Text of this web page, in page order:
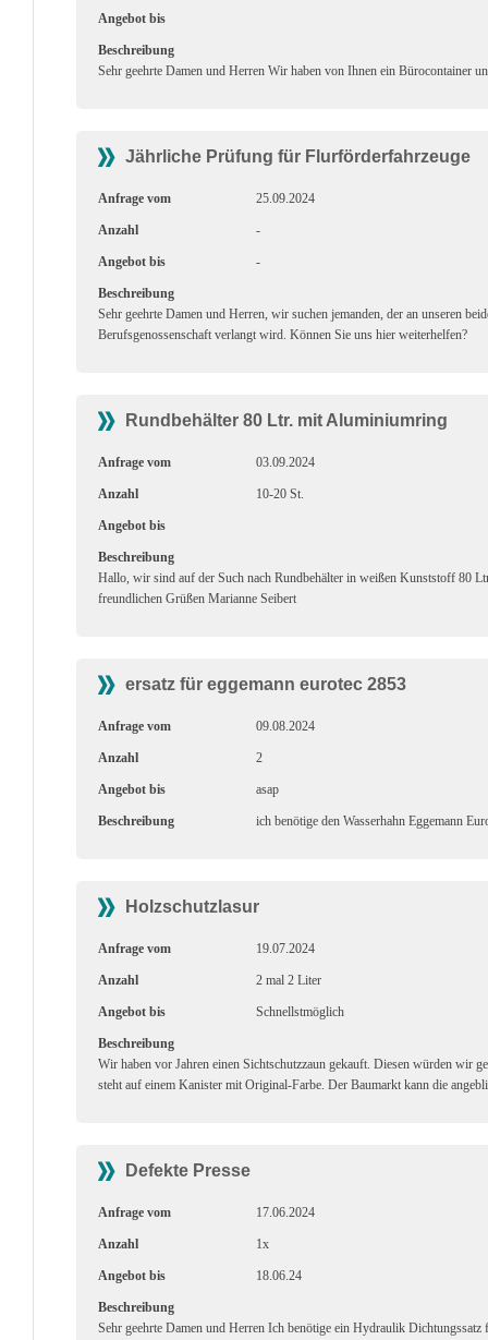
Angebot bis
Beschreibung
Sehr geehrte Damen und Herren Wir haben von Ihnen ein Bürocontainer
Jährliche Prüfung für Flurförderfahrzeuge
Anfrage vom 25.09.2024
Anzahl -
Angebot bis -
Beschreibung
Sehr geehrte Damen und Herren, wir suchen jemanden, der an unseren
Berufsgenossenschaft verlangt wird. Können Sie uns hier weiterhelfen?
Rundbehälter 80 Ltr. mit Aluminiumring
Anfrage vom 03.09.2024
Anzahl 10-20 St.
Angebot bis
Beschreibung
Hallo, wir sind auf der Such nach Rundbehälter in weißen Kunststoff 80
freundlichen Grüßen Marianne Seibert
ersatz für eggemann eurotec 2853
Anfrage vom 09.08.2024
Anzahl 2
Angebot bis asap
Beschreibung ich benötige den Wasserhahn Eggemann
Holzschutzlasur
Anfrage vom 19.07.2024
Anzahl 2 mal 2 Liter
Angebot bis Schnellstmöglich
Beschreibung
Wir haben vor Jahren einen Sichtschutzzaun gekauft. Diesen würden wir
steht auf einem Kanister mit Original-Farbe. Der Baumarkt kann die
Defekte Presse
Anfrage vom 17.06.2024
Anzahl 1x
Angebot bis 18.06.24
Beschreibung
Sehr geehrte Damen und Herren Ich benötige ein Hydraulik